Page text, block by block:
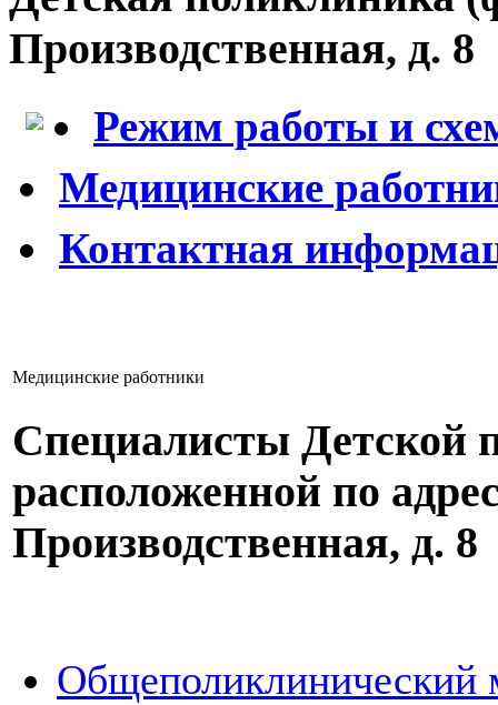
Производственная, д. 8
Режим работы и
Медицинские
Контактная
Медицинские работники
Специалисты Детской
расположенной по
Производственная, д. 8
Общеполиклинический